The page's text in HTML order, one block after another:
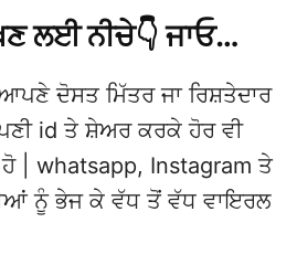
ਲਈ ਨੀਚੇ👇 ਜਾਓ…
ਦੋਸਤ ਮਿੱਤਰ ਜਾ ਰਿਸ਼ਤੇਦਾਰ
id ਤੇ ਸ਼ੇਅਰ ਕਰਕੇ ਹੋਰ ਵੀ
| whatsapp, Instagram ਤੇ
ਨੂੰ ਭੇਜ ਕੇ ਵੱਧ ਤੋਂ ਵੱਧ ਵਾਇਰਲ